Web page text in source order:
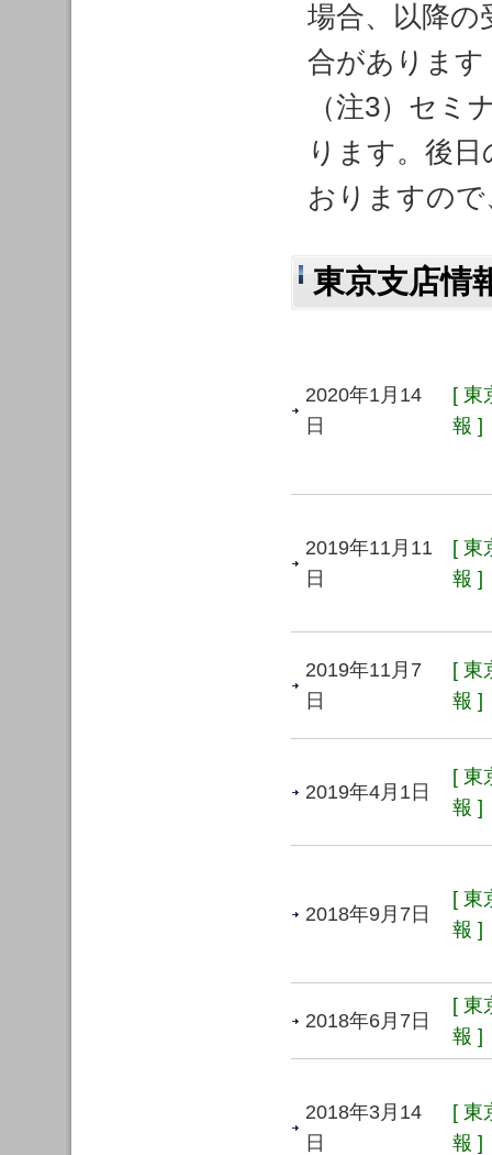
場合、以降の
合があります
（注3）セミ
ります。後
おりますの
東京支店情
2020年1月14
日
[ 東
報 ]
2019年11月11
日
[ 東
報 ]
2019年11月7
日
[ 東
報 ]
2019年4月1日
[ 東
報 ]
2018年9月7日
[ 東
報 ]
2018年6月7日
[ 東
報 ]
2018年3月14
日
[ 東
報 ]